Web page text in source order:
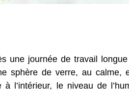
une journée de travail
sphère de verre, au
l’intérieur, le niveau de